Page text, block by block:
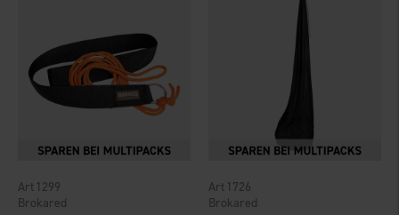
Brokared
1299
Brokared
1726